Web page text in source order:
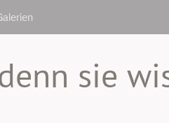
sie